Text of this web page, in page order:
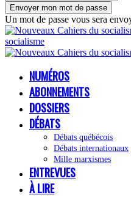
Un mot de passe vous sera
socialisme
NUMÉROS
ABONNEMENTS
DOSSIERS
DÉBATS
Débats québécois
Débats internationaux
Mille marxismes
ENTREVUES
À LIRE